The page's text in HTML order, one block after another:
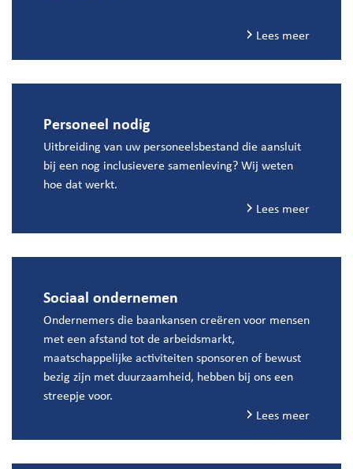
Lees meer
Personeel nodig
Uitbreiding van uw personeelsbestand die aansluit
bij een nog inclusievere samenleving? Wij weten
hoe dat werkt.
Lees meer
Sociaal ondernemen
Ondernemers die baankansen creëren voor mensen
met een afstand tot de arbeidsmarkt,
maatschappelijke activiteiten sponsoren of bewust
bezig zijn met duurzaamheid, hebben bij ons een
streepje voor.
Lees meer